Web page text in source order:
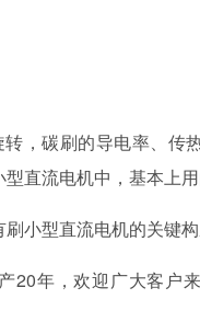
，碳刷的导电率、传
直流电机中，基本上用
小型直流电机的关键构
年，欢迎广大客户